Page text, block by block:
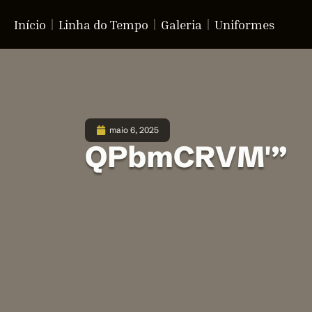
Início Linha do Tempo Galeria Uniformes
maio 6, 2025
QPbmCRVM'”